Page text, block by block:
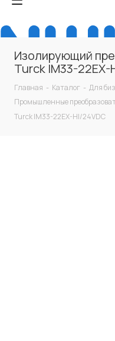
Изолирующий
Turck IM33-22EX-
Главная - Каталог - Для
Промышленные
Turck IM33-22EX-HI/24VDC